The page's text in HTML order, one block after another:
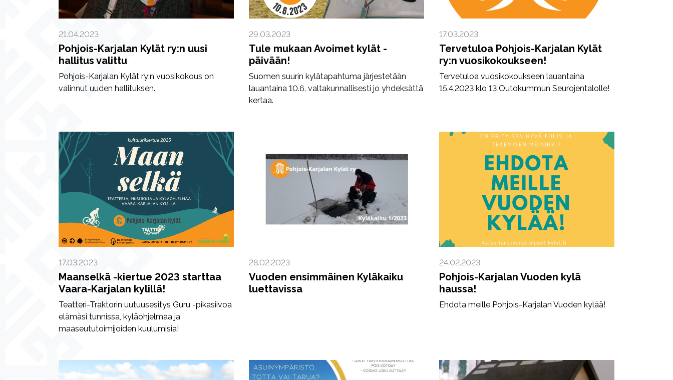
21.04.2023
Pohjois-Karjalan Kylät ry:n uusi
hallitus valittu
Pohjois-Karjalan Kylät ry:n vuosikokous on
valinnut uuden hallituksen.
29.03.2023
Tule mukaan Avoimet kylät -
päivään!
Suomen suurin kylätapahtuma järjestetään
lauantaina 10.6. valtakunnallisesti jo yhdeksättä
kertaa.
17.03.2023
Tervetuloa Pohjois-Karjalan Kylät
ry:n vuosikokoukseen!
Tervetuloa vuosikokoukseen lauantaina
15.4.2023 klo 13 Outokummun Seurojentalolle!
17.03.2023
Maanselkä -kiertue 2023 starttaa
Vaara-Karjalan kylillä!
Teatteri-Traktorin uutuusesitys Guru -pikasiivoa
elämäsi tunnissa, kyläohjelmaa ja
maaseututoimijoiden kuulumisia!
28.02.2023
Vuoden ensimmäinen Kyläkaiku
luettavissa
24.02.2023
Pohjois-Karjalan Vuoden kylä
haussa!
Ehdota meille Pohjois-Karjalan Vuoden kylää!